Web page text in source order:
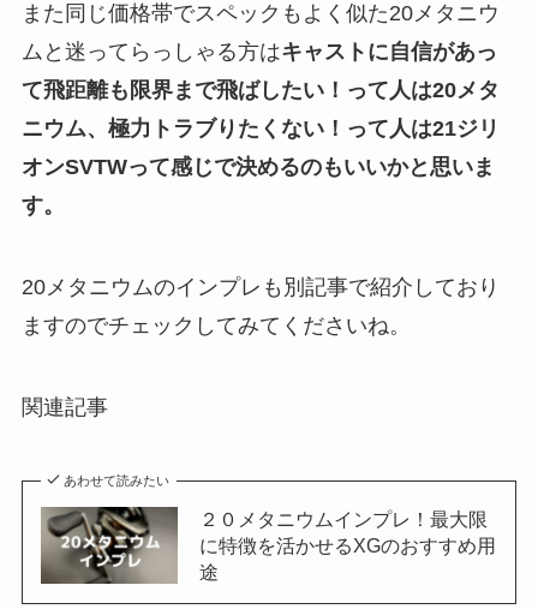
また同じ価格帯でスペックもよく似た20メタニウ
ムと迷ってらっしゃる方はキャストに自信があっ
て飛距離も限界まで飛ばしたい！って人は20メタ
ニウム、極力トラブりたくない！って人は21ジリ
オンSVTWって感じで決めるのもいいかと思いま
す。
20メタニウムのインプレも別記事で紹介しており
ますのでチェックしてみてくださいね。
関連記事
あわせて読みたい
２０メタニウムインプレ！最大限
に特徴を活かせるXGのおすすめ用
途